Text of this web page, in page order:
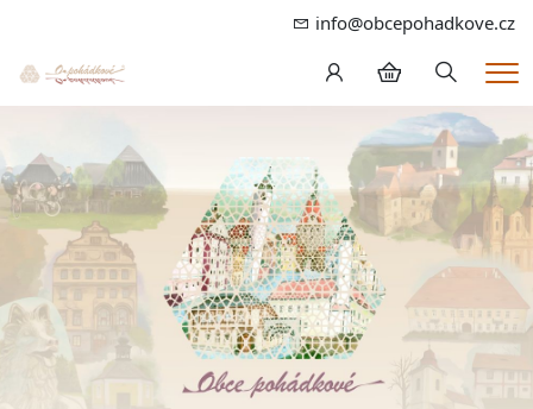
info@obcepohadkove.cz
Hledání